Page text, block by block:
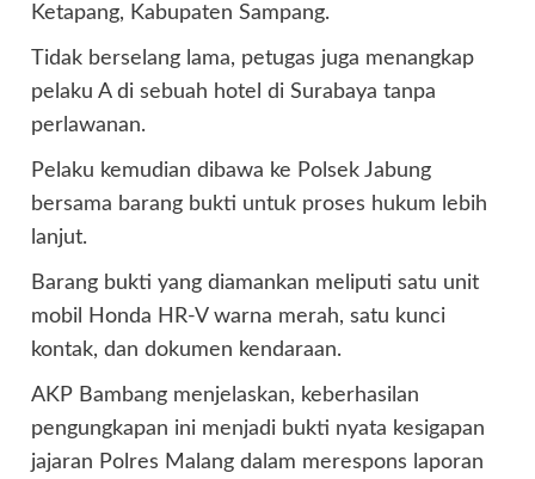
Ketapang, Kabupaten Sampang.
Tidak berselang lama, petugas juga menangkap
pelaku A di sebuah hotel di Surabaya tanpa
perlawanan.
Pelaku kemudian dibawa ke Polsek Jabung
bersama barang bukti untuk proses hukum lebih
lanjut.
Barang bukti yang diamankan meliputi satu unit
mobil Honda HR-V warna merah, satu kunci
kontak, dan dokumen kendaraan.
AKP Bambang menjelaskan, keberhasilan
pengungkapan ini menjadi bukti nyata kesigapan
jajaran Polres Malang dalam merespons laporan